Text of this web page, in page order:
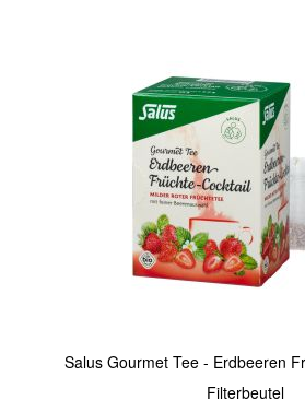
Salus Gourmet Tee - Erdbeeren
Filterbeutel